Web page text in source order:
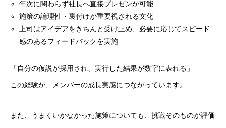
年次に関わらず社長へ直接プレゼンが可能
施策の論理性・裏付けが重要視される文化
上司はアイデアをきちんと受け止め、必要に応じてスピード
感のあるフィードバックを実施
「自分の仮説が採用され、実行した結果が数字に表れる」
この経験が、メンバーの成長実感につながっています。
また、うまくいかなかった施策についても、挑戦そのものが評価